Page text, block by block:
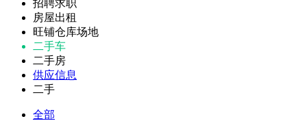
招聘求职
房屋出租
旺铺仓库场地
二手车
二手房
供应信息
二手
全部